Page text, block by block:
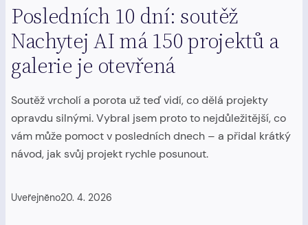
Posledních 10 dní: soutěž
Nachytej AI má 150 projektů a
galerie je otevřená
Soutěž vrcholí a porota už teď vidí, co dělá projekty
opravdu silnými. Vybral jsem proto to nejdůležitější, co
vám může pomoct v posledních dnech – a přidal krátký
návod, jak svůj projekt rychle posunout.
Uveřejněno20. 4. 2026